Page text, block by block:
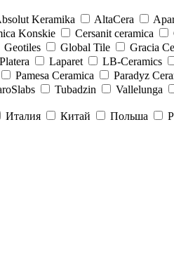
Keramika AltaCera
Konskie Cersanit ceramica
Geotiles Global Tile Gracia
Laparet LB-Ceramics
Pamesa Ceramica Paradyz
Tubadzin Vallelunga
Италия Китай Польша